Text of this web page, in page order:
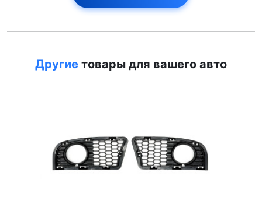
Другие товары для вашего авто